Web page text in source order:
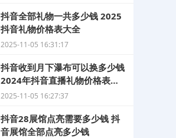
抖音全部礼物一共多少钱 2025
抖音礼物价格表大全
2025-11-05 16:31:17
抖音收到月下瀑布可以换多少钱
2024年抖音直播礼物价格表大
全
2025-11-05 16:27:37
抖音28展馆点亮需要多少钱 抖
音展馆全部点亮多少钱